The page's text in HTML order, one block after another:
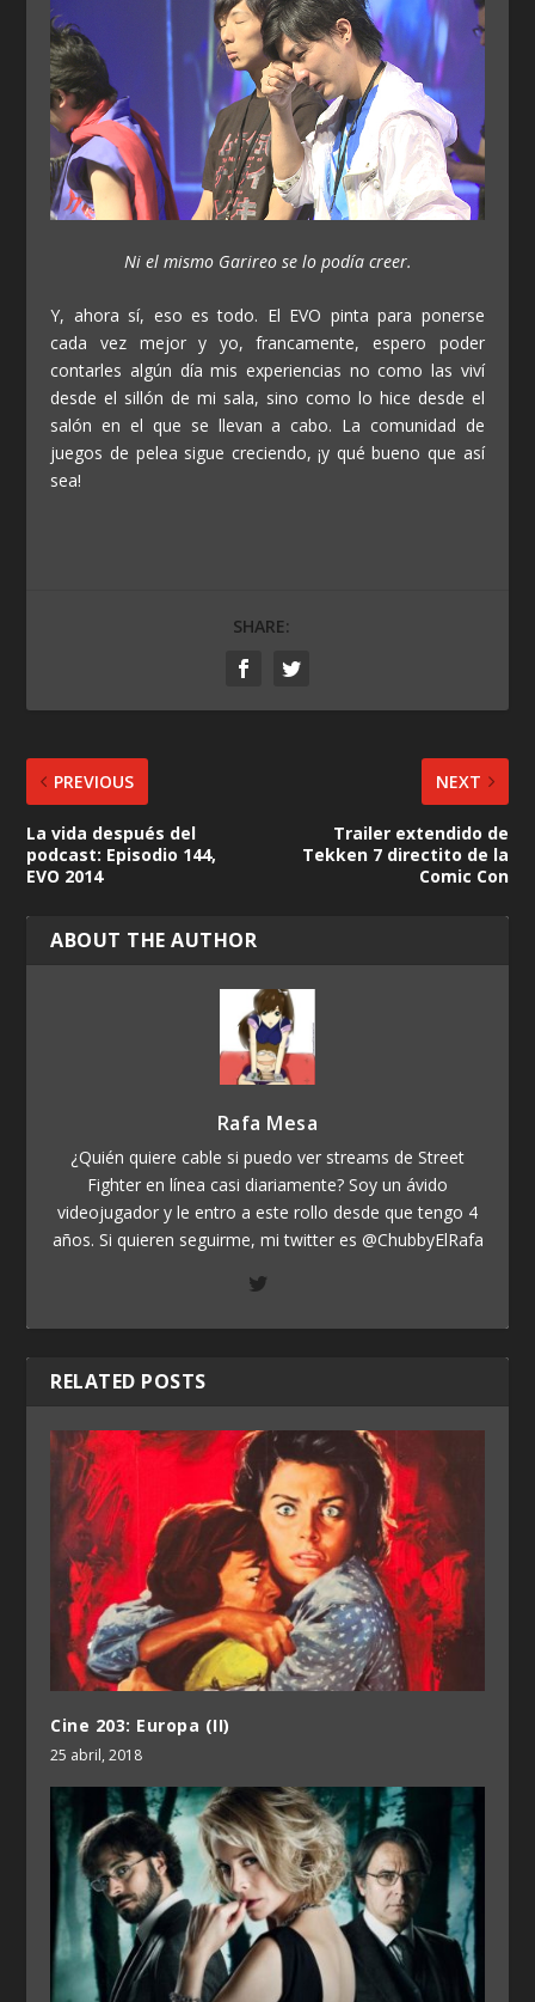
Ni el mismo Garireo se lo podía creer.
Y, ahora sí, eso es todo. El EVO pinta para ponerse
cada vez mejor y yo, francamente, espero poder
contarles algún día mis experiencias no como las viví
desde el sillón de mi sala, sino como lo hice desde el
salón en el que se llevan a cabo. La comunidad de
juegos de pelea sigue creciendo, ¡y qué bueno que así
sea!
SHARE:
PREVIOUS
La vida después del
podcast: Episodio 144,
EVO 2014
NEXT
Trailer extendido de
Tekken 7 directito de la
Comic Con
ABOUT THE AUTHOR
Rafa Mesa
¿Quién quiere cable si puedo ver streams de Street
Fighter en línea casi diariamente? Soy un ávido
videojugador y le entro a este rollo desde que tengo 4
años. Si quieren seguirme, mi twitter es @ChubbyElRafa
RELATED POSTS
Cine 203: Europa (II)
25 abril, 2018